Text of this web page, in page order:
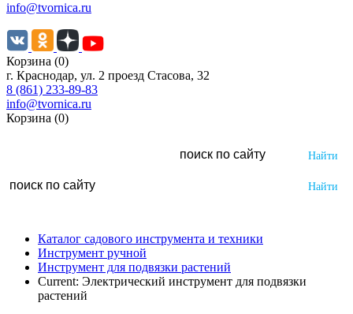
info@tvornica.ru
Корзина (0)
г. Краснодар, ул. 2 проезд Стасова, 32
8 (861) 233-89-83
info@tvornica.ru
Корзина (0)
Каталог садового инструмента и техники
Инструмент ручной
Инструмент для подвязки растений
Current: Электрический инструмент для подвязки
растений